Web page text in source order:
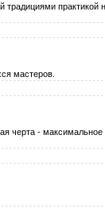
традициями практикой
мастеров.
черта - максимальное